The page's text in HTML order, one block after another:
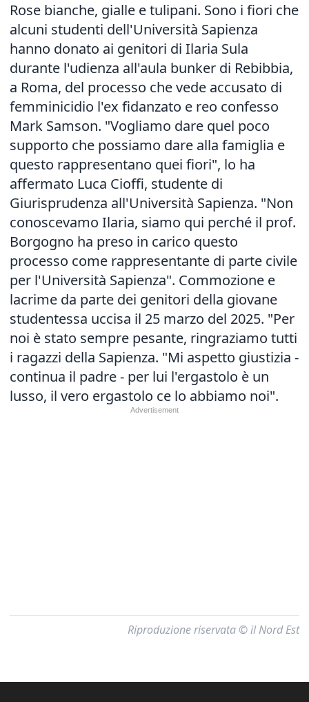
Rose bianche, gialle e tulipani. Sono i fiori che
alcuni studenti dell'Università Sapienza
hanno donato ai genitori di Ilaria Sula
durante l'udienza all'aula bunker di Rebibbia,
a Roma, del processo che vede accusato di
femminicidio l'ex fidanzato e reo confesso
Mark Samson. "Vogliamo dare quel poco
supporto che possiamo dare alla famiglia e
questo rappresentano quei fiori", lo ha
affermato Luca Cioffi, studente di
Giurisprudenza all'Università Sapienza. "Non
conoscevamo Ilaria, siamo qui perché il prof.
Borgogno ha preso in carico questo
processo come rappresentante di parte civile
per l'Università Sapienza". Commozione e
lacrime da parte dei genitori della giovane
studentessa uccisa il 25 marzo del 2025. "Per
noi è stato sempre pesante, ringraziamo tutti
i ragazzi della Sapienza. "Mi aspetto giustizia -
continua il padre - per lui l'ergastolo è un
lusso, il vero ergastolo ce lo abbiamo noi".
Riproduzione riservata © il Nord Est